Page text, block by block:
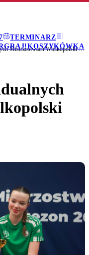
TERMINARZ
GRAJ!KOSZYKÓWKA
7 medali na Indywidualnych Mistrzostwach Wielkopolski juniorów